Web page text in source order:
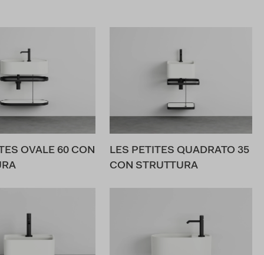
OVALE 60 CON
LES PETITES QUADRATO 35
CON STRUTTURA